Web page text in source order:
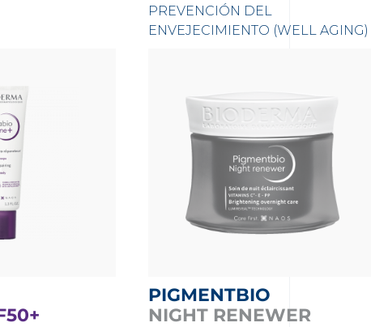
PREVENCIÓN DEL
ENVEJECIMIENTO (WELL AGING)
PIGMENTBIO
NIGHT RENEWER